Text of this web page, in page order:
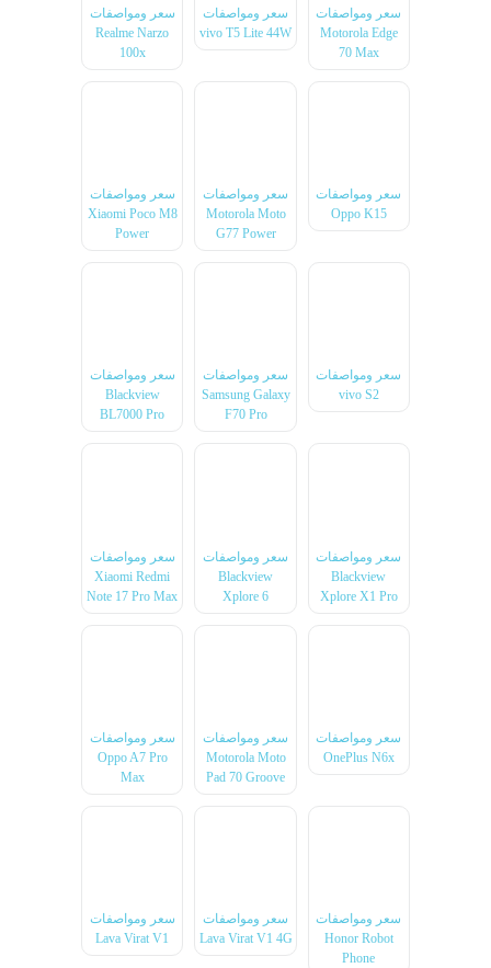
سعر ومواصفات
Motorola Edge
70 Max
سعر ومواصفات
vivo T5 Lite 44W
سعر ومواصفات
Realme Narzo
100x
سعر ومواصفات
Oppo K15
سعر ومواصفات
Motorola Moto
G77 Power
سعر ومواصفات
Xiaomi Poco M8
Power
سعر ومواصفات
vivo S2
سعر ومواصفات
Samsung Galaxy
F70 Pro
سعر ومواصفات
Blackview
BL7000 Pro
سعر ومواصفات
Blackview
Xplore X1 Pro
سعر ومواصفات
Blackview
Xplore 6
سعر ومواصفات
Xiaomi Redmi
Note 17 Pro Max
سعر ومواصفات
OnePlus N6x
سعر ومواصفات
Motorola Moto
Pad 70 Groove
سعر ومواصفات
Oppo A7 Pro
Max
سعر ومواصفات
Honor Robot
Phone
سعر ومواصفات
Lava Virat V1 4G
سعر ومواصفات
Lava Virat V1